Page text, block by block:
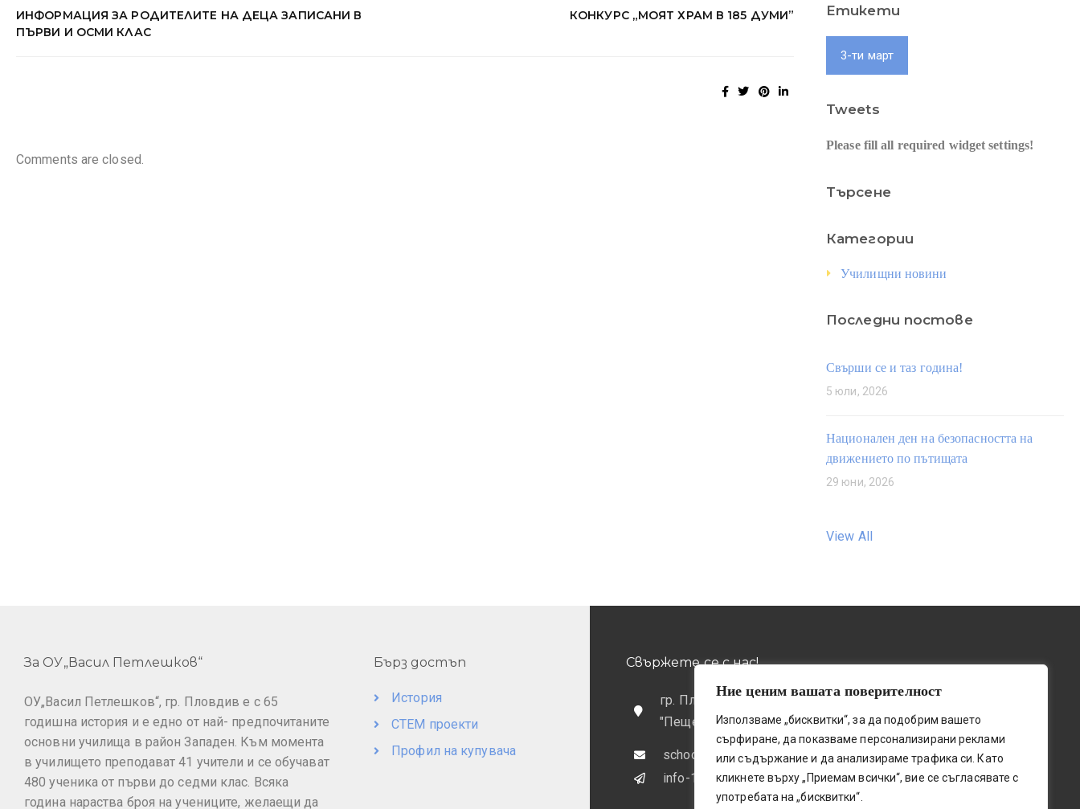
Ние ценим вашата поверителност
Използваме „бисквитки“, за да подобрим вашето
сърфиране, да показваме персонализирани реклами
или съдържание и да анализираме трафика си. Като
кликнете върху „Приемам всички“, вие се съгласявате с
употребата на „бисквитки“.
ИНФОРМАЦИЯ ЗА РОДИТЕЛИТЕ НА ДЕЦА ЗАПИСАНИ В
ПЪРВИ И ОСМИ КЛАС
КОНКУРС „МОЯТ ХРАМ В 185 ДУМИ”
Comments are closed.
Етикети
3-ти март
Tweets
Please fill all required widget settings!
Търсене
Категории
Училищни новини
Последни постове
Свърши се и таз година!
5 юли, 2026
Национален ден на безопасността на
движението по пътищата
29 юни, 2026
View All
За ОУ„Васил Петлешков“
ОУ„Васил Петлешков“, гр. Пловдив е с 65
годишна история и е едно от най- предпочитаните
основни училища в район Западен. Към момента
в училището преподават 41 учители и се обучават
480 ученика от първи до седми клас. Всяка
година нараства броя на учениците, желаещи да
Бърз достъп
История
СТЕМ проекти
Профил на купувача
Свържете се с нас!
гр. Пловдив, пощ. код 4001, бул.
"Пещерско шосе" № 131
school@oupetleshkov.org
info-1690341@edu.mon.bg
032 / 643 673
0884 / 787772